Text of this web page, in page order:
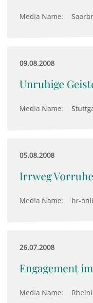
Media Name:
09.08.2008
Unruhige
Media Name:
05.08.2008
Irrweg
Media Name: hr-
26.07.2008
Engagement
Media Name: